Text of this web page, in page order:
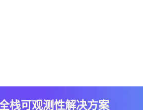
栈可观测性解决方案